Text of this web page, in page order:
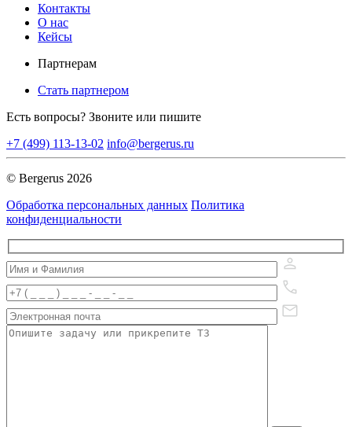
Контакты
О нас
Кейсы
Партнерам
Стать партнером
Есть вопросы? Звоните или пишите
+7 (499) 113-13-02 info@bergerus.ru
© Bergerus 2026
Обработка персональных данных Политика
конфиденциальности